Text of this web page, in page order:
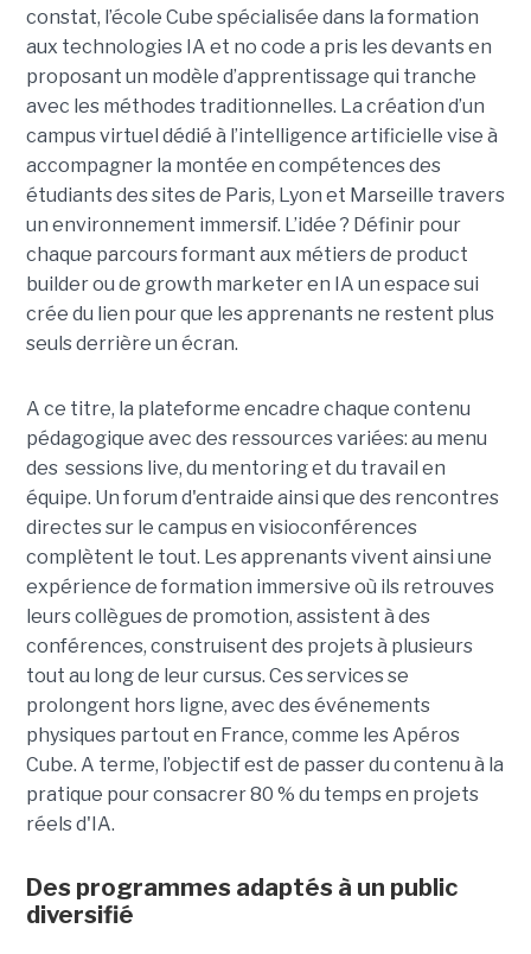
constat, l’école Cube spécialisée dans la formation
aux technologies IA et no code a pris les devants en
proposant un modèle d’apprentissage qui tranche
avec les méthodes traditionnelles. La création d’un
campus virtuel dédié à l’intelligence artificielle vise à
accompagner la montée en compétences des
étudiants des sites de Paris, Lyon et Marseille travers
un environnement immersif. L’idée ? Définir pour
chaque parcours formant aux métiers de product
builder ou de growth marketer en IA un espace sui
crée du lien pour que les apprenants ne restent plus
seuls derrière un écran.
A ce titre, la plateforme encadre chaque contenu
pédagogique avec des ressources variées: au menu
des sessions live, du mentoring et du travail en
équipe. Un forum d'entraide ainsi que des rencontres
directes sur le campus en visioconférences
complètent le tout. Les apprenants vivent ainsi une
expérience de formation immersive où ils retrouves
leurs collègues de promotion, assistent à des
conférences, construisent des projets à plusieurs
tout au long de leur cursus. Ces services se
prolongent hors ligne, avec des événements
physiques partout en France, comme les Apéros
Cube. A terme, l’objectif est de passer du contenu à la
pratique pour consacrer 80 % du temps en projets
réels d'IA.
Des programmes adaptés à un public
diversifié